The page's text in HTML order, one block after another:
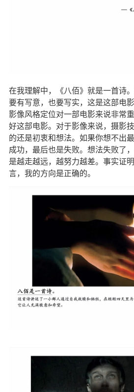
在我理解中，《八佰》就是一首诗
要有写意，也要写实，这是这部电
影像风格定位对一部电影来说非常
好这部电影。对于影像来说，摄影
的还是初衷和想法。如果你想不出
成功，最后也是失败。想法失败了
是越走越远，越努力越差。事实证
言，我的方向是正确的。